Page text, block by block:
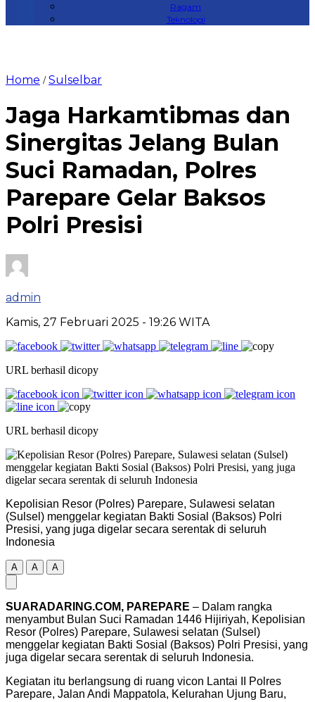
Ragam
Teknologi
Home /Sulselbar
Jaga Harkamtibmas dan
Sinergitas Jelang Bulan
Suci Ramadan, Polres
Parepare Gelar Baksos
Polri Presisi
admin
Kamis, 27 Februari 2025 - 19:26 WITA
URL berhasil dicopy
URL berhasil dicopy
Kepolisian Resor (Polres) Parepare, Sulawesi selatan
(Sulsel) menggelar kegiatan Bakti Sosial (Baksos) Polri
Presisi, yang juga digelar secara serentak di seluruh
Indonesia
A A A
SUARADARING.COM, PAREPARE – Dalam rangka
menyambut Bulan Suci Ramadan 1446 Hijiriyah, Kepolisian
Resor (Polres) Parepare, Sulawesi selatan (Sulsel)
menggelar kegiatan Bakti Sosial (Baksos) Polri Presisi, yang
juga digelar secara serentak di seluruh Indonesia.
Kegiatan itu berlangsung di ruang vicon Lantai II Polres
Parepare, Jalan Andi Mappatola, Kelurahan Ujung Baru,